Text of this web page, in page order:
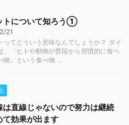
トについて知ろう①
21
ってどういう意味なんでしょうか？ ダイ
、「ヒトや動物が普段から習慣的に食べ
物」という食べ物 ...
は直線じゃないので努力は継続
て効果が出ます